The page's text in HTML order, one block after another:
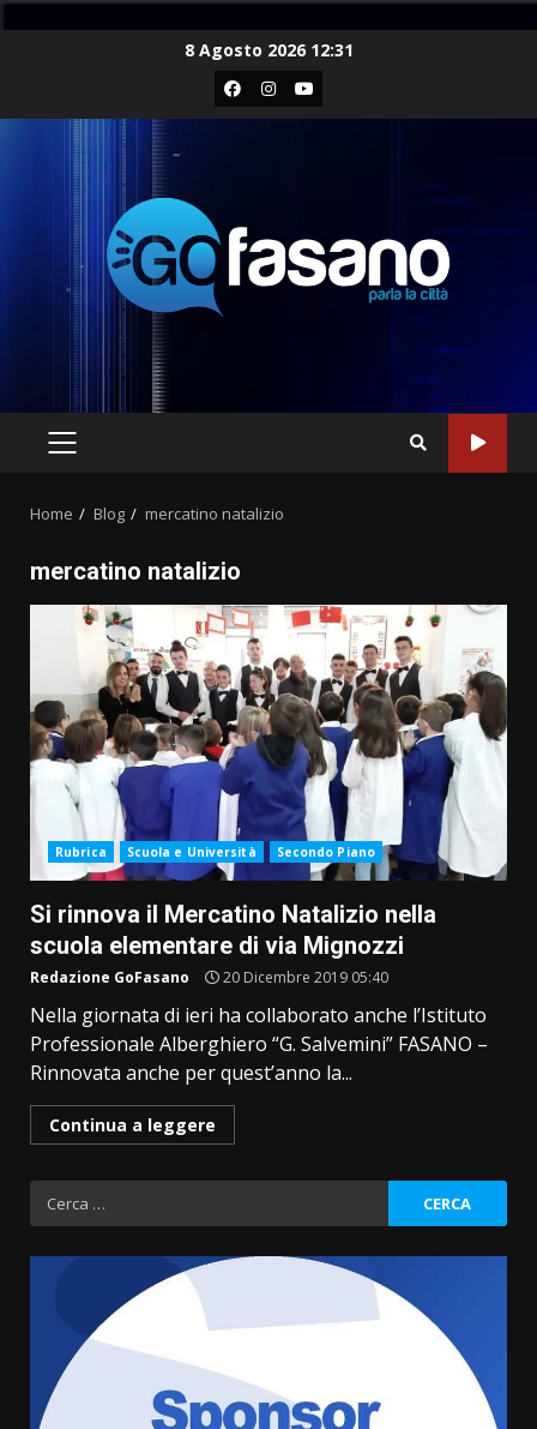
8 Agosto 2026 12:31
Facebook
Instagram
Youtube
PRIMARY
Home Blog mercatino natalizio
mercatino natalizio
Rubrica Scuola e Università Secondo Piano
Si rinnova il Mercatino Natalizio nella
scuola elementare di via Mignozzi
Redazione GoFasano 20 Dicembre 2019 05:40
Nella giornata di ieri ha collaborato anche l’Istituto
Professionale Alberghiero “G. Salvemini” FASANO –
Rinnovata anche per quest’anno la...
Continua a leggere
Ricerca
per: